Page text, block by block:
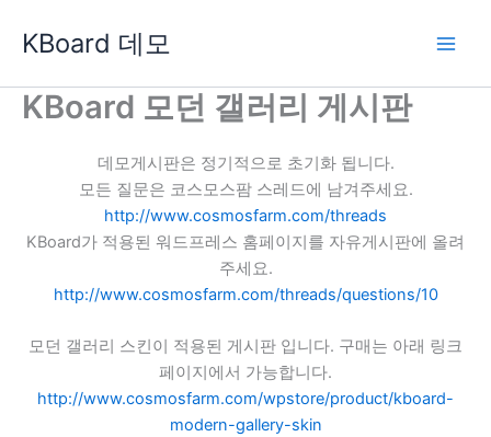
로
KBoard 데모
KBoard 모던 갤러리 게시판
데모게시판은 정기적으로 초기화 됩니다.
모든 질문은 코스모스팜 스레드에 남겨주세요.
http://www.cosmosfarm.com/threads
KBoard가 적용된 워드프레스 홈페이지를 자유게시판에 올려
주세요.
http://www.cosmosfarm.com/threads/questions/10
모던 갤러리 스킨이 적용된 게시판 입니다. 구매는 아래 링크
페이지에서 가능합니다.
http://www.cosmosfarm.com/wpstore/product/kboard-
modern-gallery-skin